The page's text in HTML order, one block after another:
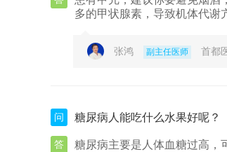
多的甲状腺素，导致机体代谢
张鸿 副主任医师 首都
问 糖尿病人能吃什么水果好呢？
答
糖尿病主要是人体血糖过高，